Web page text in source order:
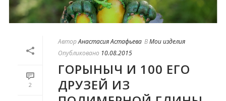
2
АвторАнастасия Астафьева ВМои изделия
Опубликовано 10.08.2015
ГОРЫНЫЧ И 100 ЕГО
ДРУЗЕЙ ИЗ